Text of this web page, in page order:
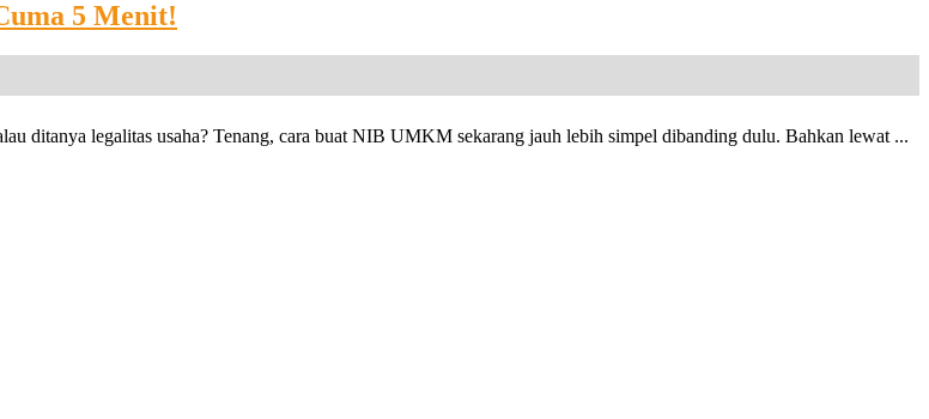
5 Menit!
ditanya legalitas usaha? Tenang, cara buat NIB UMKM sekarang jauh lebih simpel dibanding dulu. Bahkan lewat ...